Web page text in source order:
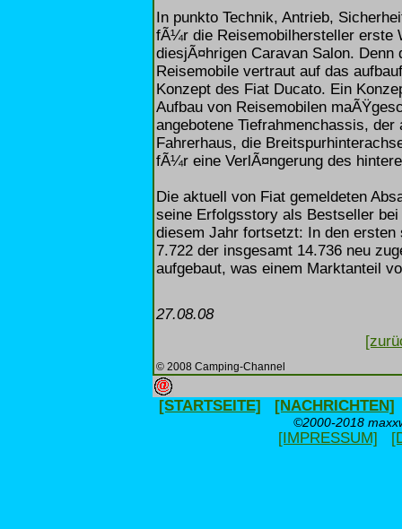
In punkto Technik, Antrieb,
fÃ¼r die Reisemobilhersteller erste
diesjÃ¤hrigen Caravan Salon.
Reisemobile vertraut auf das
Konzept des Fiat Ducato. Ein
Aufbau von Reisemobilen
angebotene Tiefrahmenchassis,
Fahrerhaus, die
fÃ¼r eine VerlÃ¤ngerung des
Die aktuell von Fiat gemeldeten
seine Erfolgsstory als Bestseller
diesem Jahr fortsetzt: In den
7.722 der insgesamt 14.736 neu
aufgebaut, was einem Marktanteil
27.08.08
© 2008 Camping-Channel
[STARTSEITE] [NACHRICHTEN]
©2000-2018
[IMPRESSUM]